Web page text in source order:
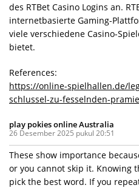
des RTBet Casino Logins an.
internetbasierte Gaming-
viele verschiedene Casino-
bietet.
References:
https://online-spielhallen.de/
schlussel-zu-fesselnden-
play pokies online Australia
26 Desember 2025 pukul 20:51
These show importance
or you cannot skip it. Knowing
pick the best word. If you